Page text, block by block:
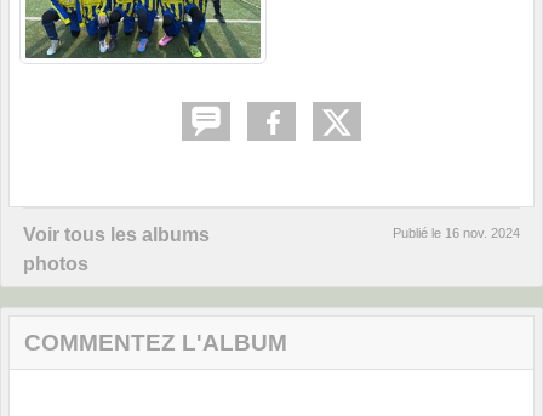
Voir tous les albums
photos
Publié le 16 nov. 2024
COMMENTEZ L'ALBUM